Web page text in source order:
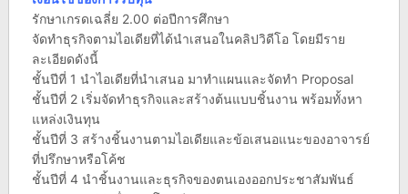
รักษาเกรดเฉลี่ย 2.00 ต่อปีการศึกษา
จัดทำธุรกิจตามไอเดียที่ได้นำเสนอในคลิปวิดีโอ โดยมีราย
ละเอียดดังนี้
ชั้นปีที่ 1 นำไอเดียที่นำเสนอ มาทำแผนและจัดทำ Proposal
ชั้นปีที่ 2 เริ่มจัดทำธุรกิจและสร้างต้นแบบชิ้นงาน พร้อมทั้งหา
แหล่งเงินทุน
ชั้นปีที่ 3 สร้างชิ้นงานตามไอเดียและข้อเสนอแนะของอาจารย์
ที่ปรึกษาหรือโค้ช
ชั้นปีที่ 4 นำชิ้นงานและธุรกิจของตนเองออกประชาสัมพันธ์